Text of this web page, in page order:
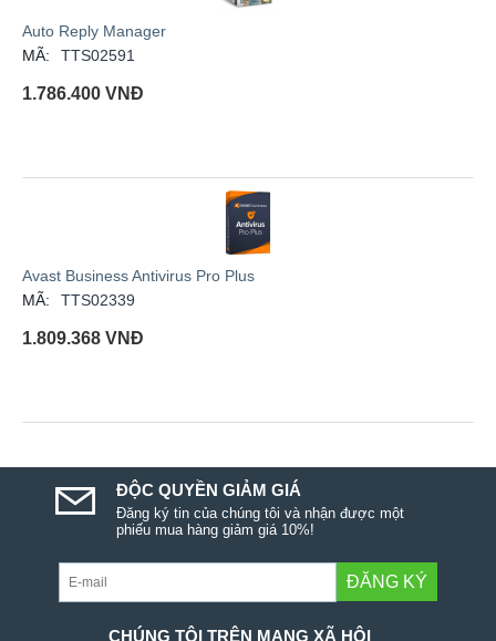
Auto Reply Manager
MÃ:
TTS02591
1.786.400 VNĐ
Avast Business Antivirus Pro Plus
MÃ:
TTS02339
1.809.368 VNĐ
ĐỘC QUYỀN GIẢM GIÁ
Đăng ký tin của chúng tôi và nhận được một
phiếu mua hàng giảm giá 10%!
ĐĂNG KÝ
CHÚNG TÔI TRÊN MẠNG XÃ HỘI